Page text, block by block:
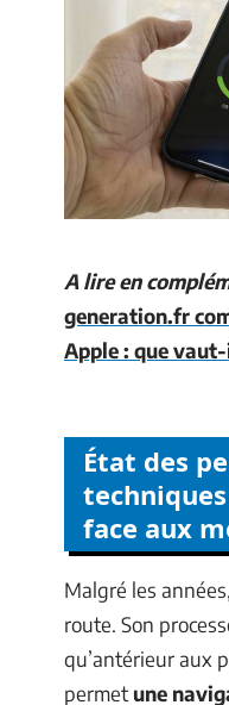
A lire en
generation.fr
Apple : que
État des
techniques
face aux
Malgré les
route. Son
qu’antérieur aux
permet une